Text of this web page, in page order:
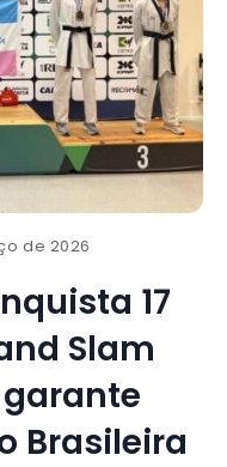
de 2026
17
Slam
Brasileira